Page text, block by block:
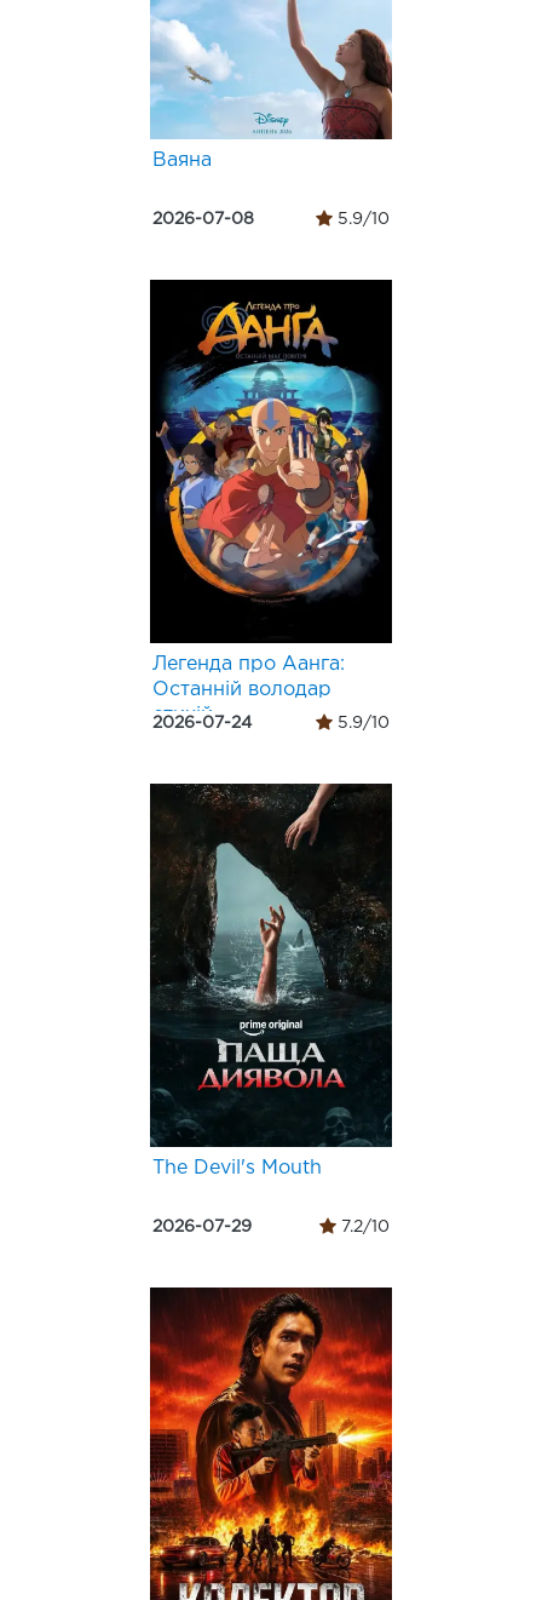
Ваяна
2026-07-08 5.9/10
Легенда про Аанга:
Останній володар
стихій
2026-07-24 5.9/10
The Devil's Mouth
2026-07-29 7.2/10